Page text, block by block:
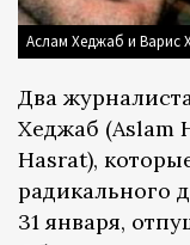
Аслам Хеджаб и Варис
Два
Хеджаб (Aslam
Hasrat),
радикального
31 января,